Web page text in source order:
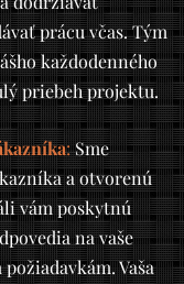
prácu včas. Tým
každodenného
priebeh projektu.
:Sme
a otvorenú
vám poskytnú
na vaše
Vaša